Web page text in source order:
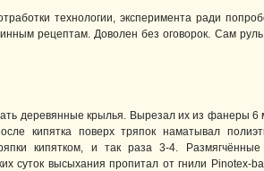
технологии, эксперимента ради
рецептам. Доволен без оговорок. Сам
деревянные крылья. Вырезал их из фанеры 6
кипятка поверх тряпок наматывал
кипятком, и так раза 3-4. Размягчённые
суток высыхания пропитал от гнили Pinotex-